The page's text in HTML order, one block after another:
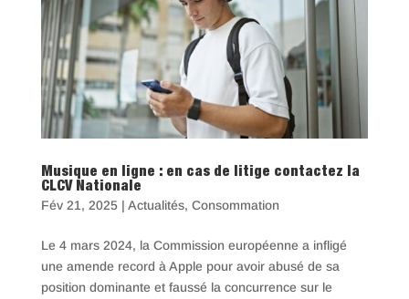
Musique en ligne : en cas de litige contactez la
CLCV Nationale
Fév 21, 2025| Actualités, Consommation
Le 4 mars 2024, la Commission européenne a infligé
une amende record à Apple pour avoir abusé de sa
position dominante et faussé la concurrence sur le